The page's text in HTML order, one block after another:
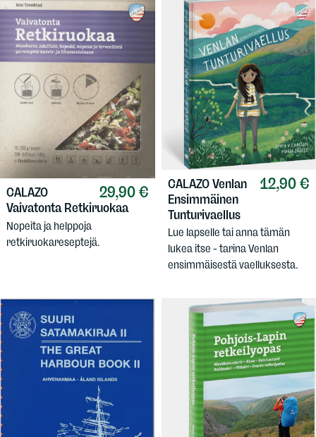
29,90 €
CALAZO
Vaivatonta Retkiruokaa
Nopeita ja helppoja
retkiruokareseptejä.
12,90 €
CALAZOVenlan
Ensimmäinen
Tunturivaellus
Lue lapselle tai anna tämän
lukea itse - tarina Venlan
ensimmäisestä vaelluksesta.